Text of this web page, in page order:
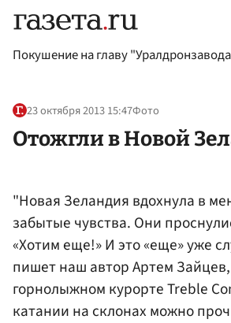
Покушение на главу
23 октября 2013 15:47Фото
Отожгли в Новой
"Новая Зеландия вдохнула в
забытые чувства. Они
«Хотим еще!» И это «еще» уже
пишет наш автор Артем
горнолыжном курорте Treble
катании на склонах можно